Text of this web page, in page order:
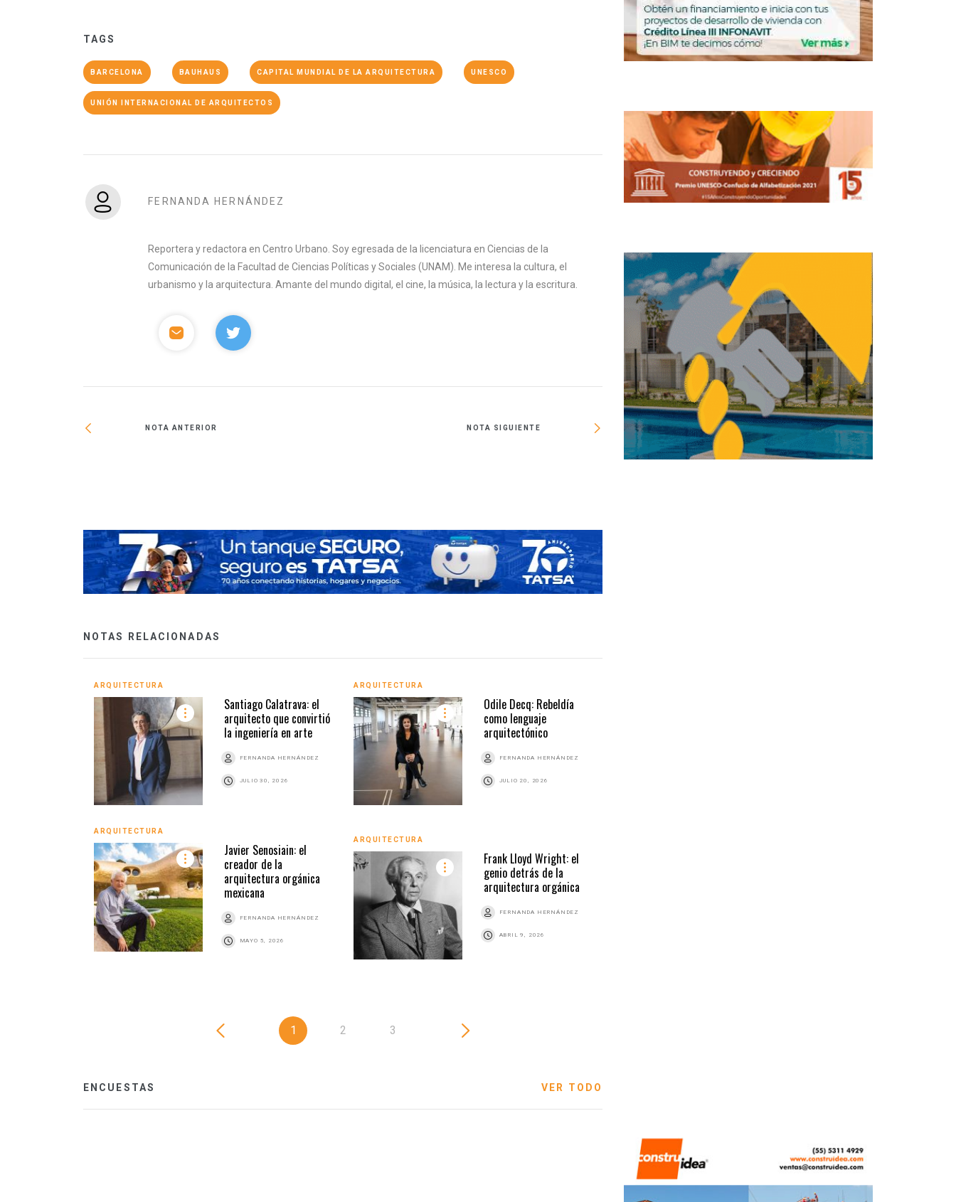
TAGS
BARCELONA BAUHAUS CAPITAL MUNDIAL DE LA ARQUITECTURA UNESCO
UNIÓN INTERNACIONAL DE ARQUITECTOS
FERNANDA HERNÁNDEZ
Reportera y redactora en Centro Urbano. Soy egresada de la licenciatura en Ciencias de la
Comunicación de la Facultad de Ciencias Políticas y Sociales (UNAM). Me interesa la cultura, el
urbanismo y la arquitectura. Amante del mundo digital, el cine, la música, la lectura y la escritura.
NOTA ANTERIOR NOTA SIGUIENTE
Evolución de los edificios sustentables e
NOTAS RELACIONADAS
ARQUITECTURA
Santiago Calatrava: el
arquitecto que convirtió
la ingeniería en arte
FERNANDA HERNÁNDEZ
JULIO 30, 2026
ARQUITECTURA
Odile Decq: Rebeldía
como lenguaje
arquitectónico
FERNANDA HERNÁNDEZ
JULIO 20, 2026
ARQUITECTURA
Javier Senosiain: el
creador de la
arquitectura orgánica
mexicana
FERNANDA HERNÁNDEZ
MAYO 5, 2026
ARQUITECTURA
Frank Lloyd Wright: el
genio detrás de la
arquitectura orgánica
FERNANDA HERNÁNDEZ
ABRIL 9, 2026
1 2 3
ENCUESTAS VER TODO